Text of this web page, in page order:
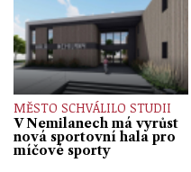
MĚSTO SCHVÁLILO STUDII
V Nemilanech má vyrůst
nová sportovní hala pro
míčové sporty